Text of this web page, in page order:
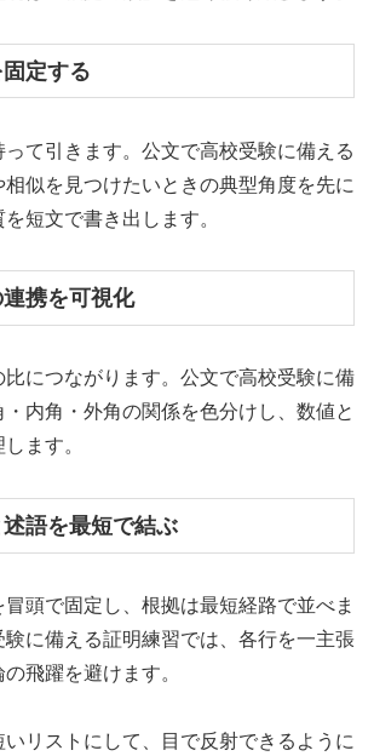
定する
て引きます。公文で高校受験に備える
似を見つけたいときの典型角度を先に
短文で書き出します。
携を可視化
につながります。公文で高校受験に備
・内角・外角の関係を色分けし、数値と
ます。
語を最短で結ぶ
冒頭で固定し、根拠は最短経路で並べま
に備える証明練習では、各行を一主張
飛躍を避けます。
リストにして、目で反射できるように